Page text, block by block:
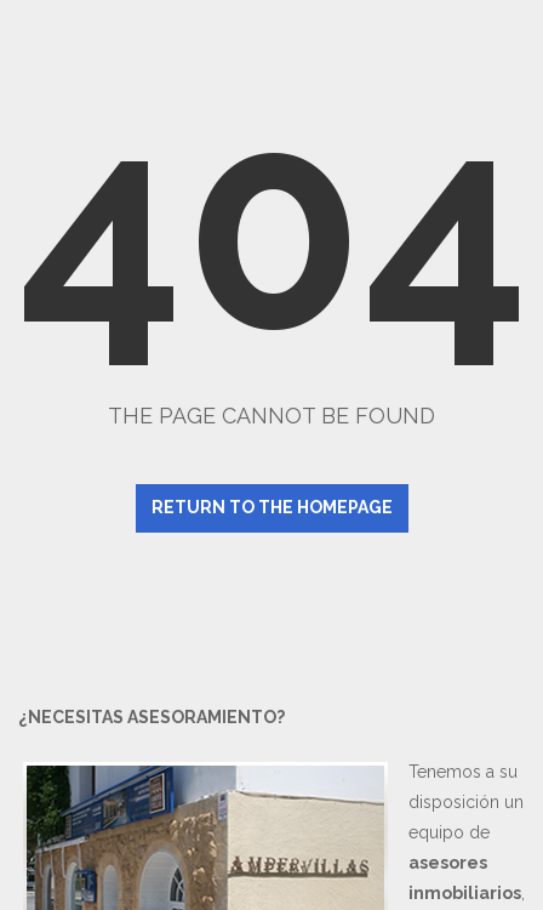
404
THE PAGE CANNOT BE FOUND
RETURN TO THE HOMEPAGE
¿NECESITAS ASESORAMIENTO?
Tenemos a su
disposición un
equipo de
asesores
inmobiliarios,